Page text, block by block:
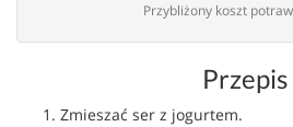
Przybliżony koszt
Przepis
Zmieszać ser z jogurtem.